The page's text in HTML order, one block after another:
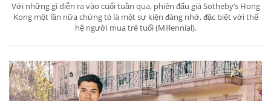
Với những gì diễn ra vào cuối tuần qua, phiên đấu giá Sotheby’s Hong
Kong một lần nữa chứng tỏ là một sự kiện đáng nhớ, đặc biệt với thế
hệ người mua trẻ tuổi (Millennial).